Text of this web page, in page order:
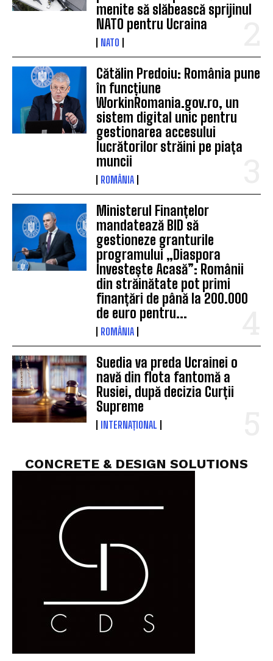
menite să slăbească sprijinul
NATO pentru Ucraina
NATO
Cătălin Predoiu: România pune
în funcțiune
WorkinRomania.gov.ro, un
sistem digital unic pentru
gestionarea accesului
lucrătorilor străini pe piața
muncii
ROMÂNIA
Ministerul Finanțelor
mandatează BID să
gestioneze granturile
programului „Diaspora
Investește Acasă”: Românii
din străinătate pot primi
finanțări de până la 200.000
de euro pentru...
ROMÂNIA
Suedia va preda Ucrainei o
navă din flota fantomă a
Rusiei, după decizia Curții
Supreme
INTERNAȚIONAL
CONCRETE & DESIGN SOLUTIONS